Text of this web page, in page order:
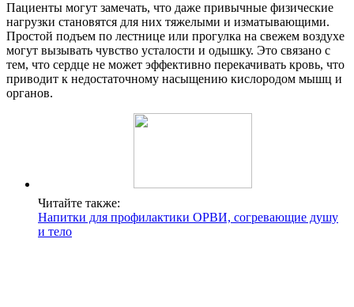
Пациенты могут замечать, что даже привычные физические
нагрузки становятся для них тяжелыми и изматывающими.
Простой подъем по лестнице или прогулка на свежем воздухе
могут вызывать чувство усталости и одышку. Это связано с
тем, что сердце не может эффективно перекачивать кровь, что
приводит к недостаточному насыщению кислородом мышц и
органов.
Читайте также:
Напитки для профилактики ОРВИ, согревающие душу
и тело